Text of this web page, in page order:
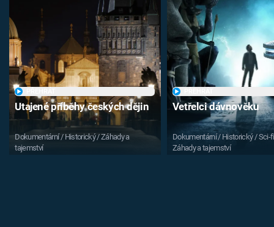
Utajené příběhy českých dějin
Dokumentární / Historický / Záhady a
tajemství
Vetřelci dávnověku
Dokumentární / Historický / Sci-
Záhady a tajemství